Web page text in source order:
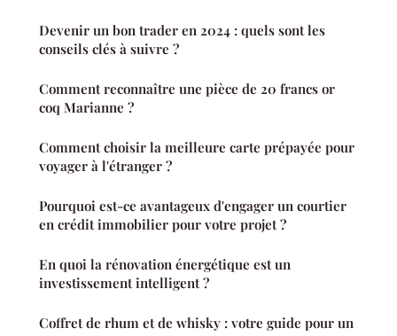
Devenir un bon trader en 2024 : quels sont les
conseils clés à suivre ?
Comment reconnaître une pièce de 20 francs or
coq Marianne ?
Comment choisir la meilleure carte prépayée pour
voyager à l'étranger ?
Pourquoi est-ce avantageux d'engager un courtier
en crédit immobilier pour votre projet ?
En quoi la rénovation énergétique est un
investissement intelligent ?
Coffret de rhum et de whisky : votre guide pour un